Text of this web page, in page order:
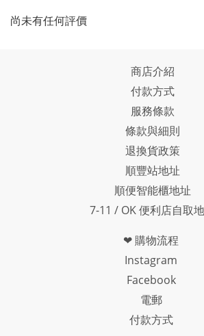
尚未有任何評價
商店介紹
付款方式
服務條款
條款與細則
退換貨政策
順豐站地址
順便智能櫃地址
7-11 / OK 便利店自取
❤ 購物流程
Instagram
Facebook
電郵
付款方式